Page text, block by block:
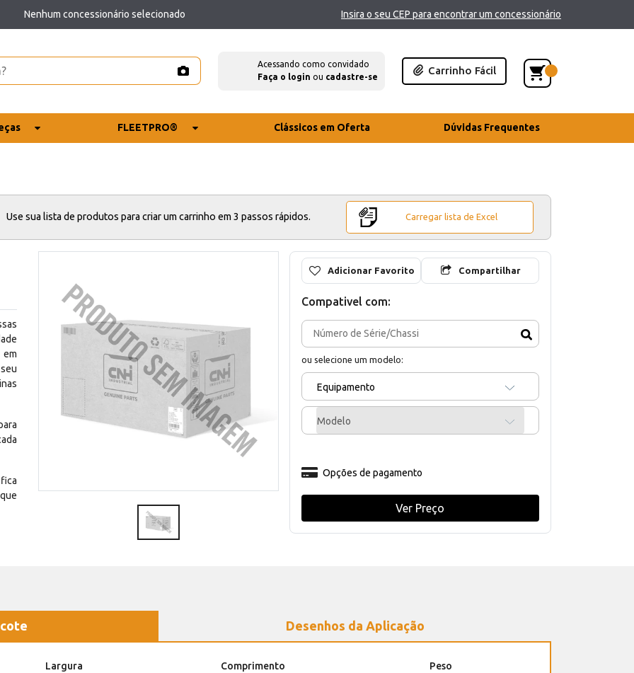
Nenhum concessionário selecionado Insira o seu CEP para encontrar um concessionário
Acessando como convidado
Faça o login ou cadastre-se
Carrinho Fácil
FLEETPRO® Clássicos em Oferta Dúvidas Frequentes
Use sua lista de produtos para criar um carrinho em 3 passos rápidos. Carregar lista de Excel
Adicionar Favorito Compartilhar
Compativel com:
ou selecione um modelo:
Equipamento
Modelo
Opções de pagamento
Ver Preço
Desenhos da Aplicação
Largura Comprimento Peso